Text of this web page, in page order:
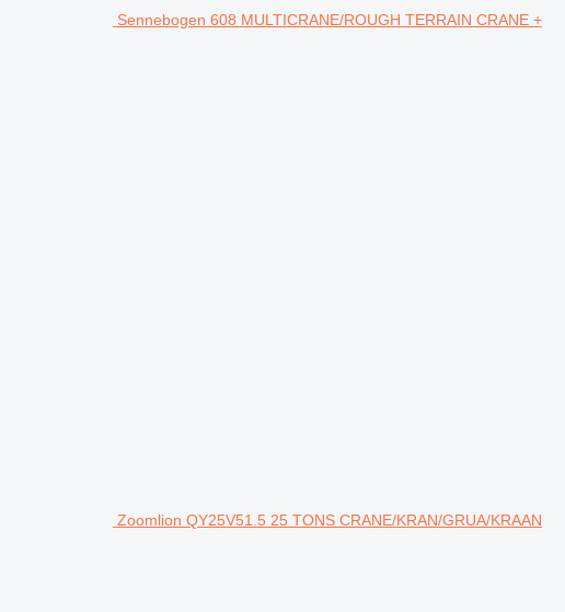
Sennebogen 608 MULTICRANE/ROUGH TERRAIN CRANE +
Zoomlion QY25V51.5 25 TONS CRANE/KRAN/GRUA/KRAAN